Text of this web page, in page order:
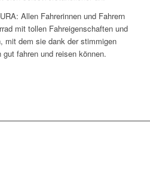
Allen Fahrerinnen und Fahrern
mit tollen Fahreigenschaften und
mit dem sie dank der stimmigen
fahren und reisen können.